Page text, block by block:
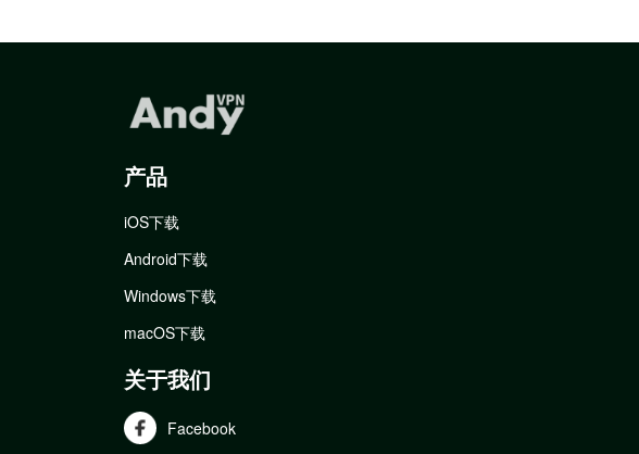
产品
iOS下载
Android下载
Windows下载
macOS下载
关于我们
Facebook